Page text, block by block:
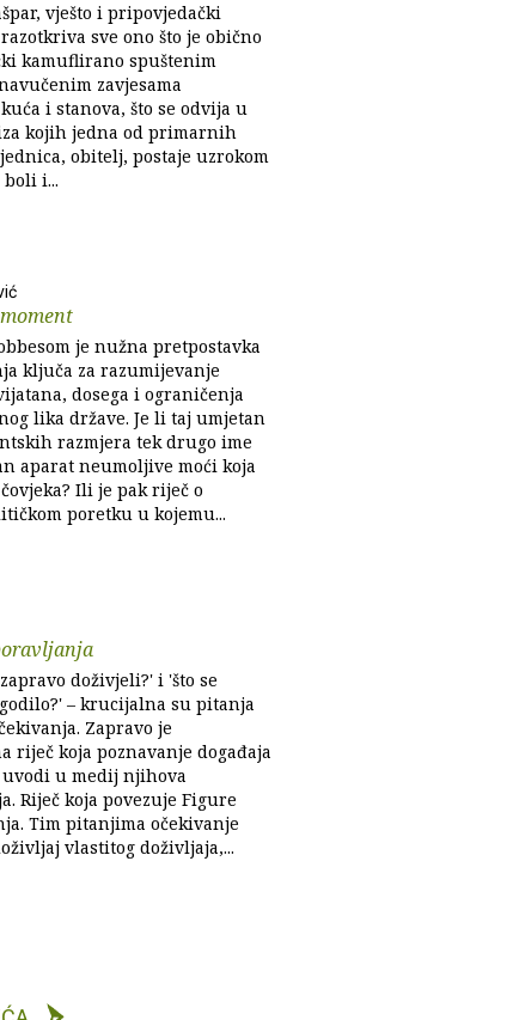
vješto i pripovjedački
sve ono što je obično
kamuflirano spuštenim
zavjesama
i stanova, što se odvija u
kojih jedna od primarnih
obitelj, postaje uzrokom
i...
je nužna pretpostavka
ključa za razumijevanje
dosega i ograničenja
lika države. Je li taj umjetan
razmjera tek drugo ime
aparat neumoljive moći koja
Ili je pak riječ o
poretku u kojemu...
doživjeli?' i 'što se
– krucijalna su pitanja
Zapravo je
riječ koja poznavanje događaja
u medij njihova
Riječ koja povezuje Figure
Tim pitanjima očekivanje
vlastitog doživljaja,...